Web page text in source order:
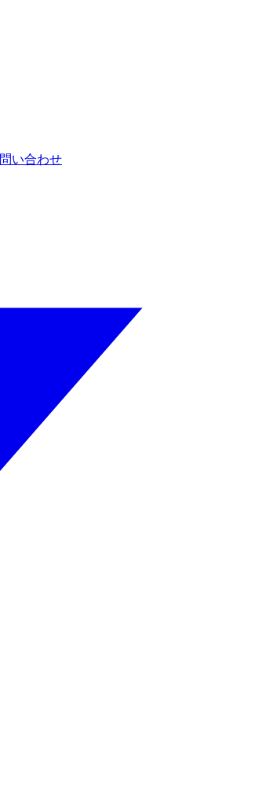
問い合わせ